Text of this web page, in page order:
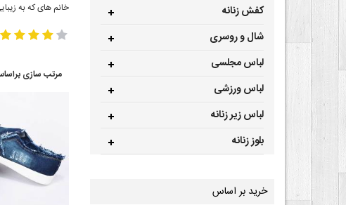
خانم های که به
مرتب سازی
کفش زنانه
شال و روسری
لباس مجلسی
لباس ورزشی
لباس زیر زنانه
بلوز زنانه
خرید بر اساس